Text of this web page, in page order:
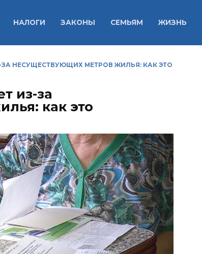
НАЛОГИ ЗАКОНЫ СЕМЬЯМ ЖИЗНЬ
НЕСУЩЕСТВУЮЩИХ МЕТРОВ ЖИЛЬЯ: КАК ЭТО
из-за
как это